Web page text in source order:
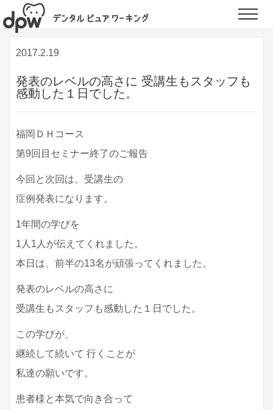
デンタルピュアワーキング | 九州の歯科衛生士向けの研修・セミナーを行う
会社
Toggle
2017.2.19
発表のレベルの高さに 受講生もスタッフも
感動した１日でした。
福岡ＤＨコース
第9回目セミナー終了のご報告
今回と次回は、受講生の
症例発表になります。
1年間の学びを
1人1人が伝えてくれました。
本日は、前半の13名が頑張ってくれました。
発表のレベルの高さに
受講生もスタッフも感動した１日でした。
この学びが、
継続して続いて 行くことが
私達の願いです。
患者様と本気で向き合って